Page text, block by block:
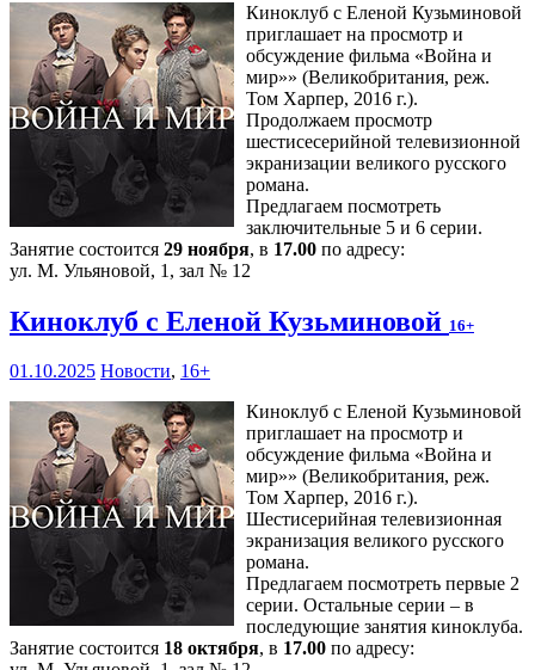
Киноклуб с Еленой Кузьминовой
приглашает на просмотр и
обсуждение фильма «Война и
мир»» (Великобритания, реж.
Том Харпер, 2016 г.).
Продолжаем просмотр
шестисесерийной телевизионной
экранизации великого русского
романа.
Предлагаем посмотреть
заключительные 5 и 6 серии.
Занятие состоится 29 ноября, в 17.00 по адресу:
ул. М. Ульяновой, 1, зал № 12
Киноклуб с Еленой Кузьминовой 16+
01.10.2025 Новости, 16+
Киноклуб с Еленой Кузьминовой
приглашает на просмотр и
обсуждение фильма «Война и
мир»» (Великобритания, реж.
Том Харпер, 2016 г.).
Шестисерийная телевизионная
экранизация великого русского
романа.
Предлагаем посмотреть первые 2
серии. Остальные серии – в
последующие занятия киноклуба.
Занятие состоится 18 октября, в 17.00 по адресу: